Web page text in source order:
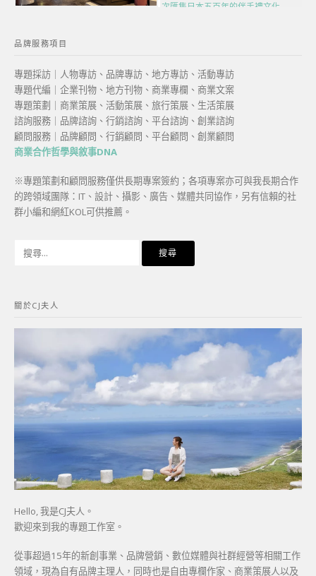
次匯集日本五百年的伴手禮文化
品牌服務項目
專題採訪｜人物專訪、品牌專訪、地方專訪、活動專訪
專題代編｜企業刊物、地方刊物、商業專欄、商業文案
專題策劃｜商業策展、活動策展、旅行策展、生活策展
諮詢服務｜品牌諮詢、行銷諮詢、平台諮詢、創業諮詢
顧問服務｜品牌顧問、行銷顧問、平台顧問、創業顧問
商業合作哲學與敘事DNA
※專題策劃和顧問服務僅供長期專案簽約；各項專案亦可與我長期合作
的跨領域團隊：IT、設計、攝影、廣告、媒體共同協作，另有信賴的社
群小編和網紅KOL可供推薦。
字:
關於CJ夫人
Hello, 我是CJ夫人。
歡迎來到我的專題工作室。
從事超過15年的新創事業、品牌營銷、數位媒體與社群經營等相關工作
領域，現為自有品牌主理人，同時也是自由專欄作家、商業策展人以及